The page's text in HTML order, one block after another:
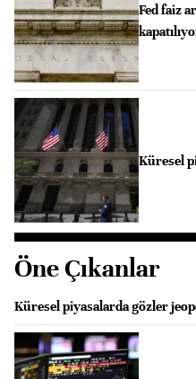
Fed faiz
Küresel
Öne Çıkanlar
Küresel piyasalarda gözler